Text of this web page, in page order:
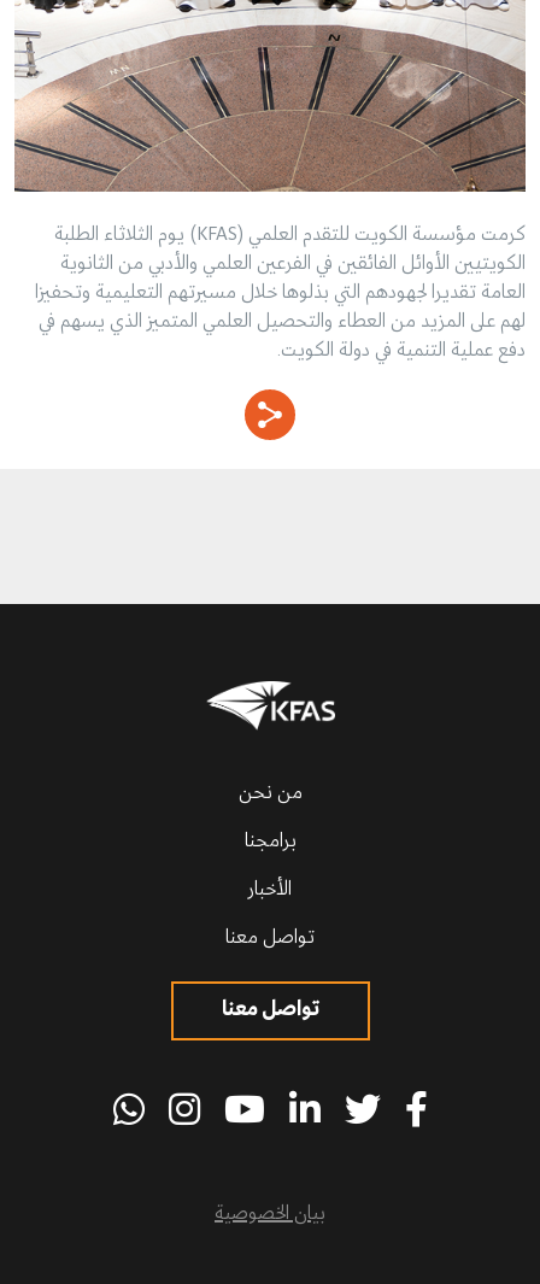
كرمت مؤسسة الكويت للتقدم العلمي (KFAS) يوم الثلاثاء الطلبة
الكويتيين الأوائل الفائقين في الفرعين العلمي والأدبي من الثانوية
العامة تقديرا لجهودهم التي بذلوها خلال مسيرتهم التعليمية وتحفيزا
لهم على المزيد من العطاء والتحصيل العلمي المتميز الذي يسهم في
دفع عملية التنمية في دولة الكويت.
من نحن
برامجنا
الأخبار
تواصل معنا
تواصل معنا
بيان الخصوصية